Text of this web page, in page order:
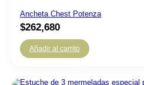
Ancheta Chest Potenza
$262,680
Añadir al carrito